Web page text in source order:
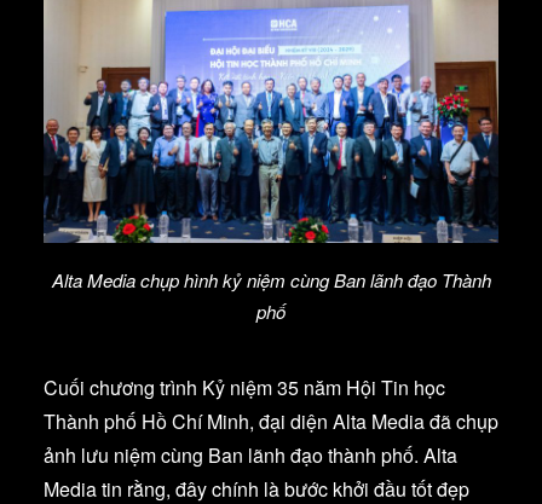
Alta Media chụp hình kỷ niệm cùng Ban lãnh đạo Thành
phố
Cuối chương trình Kỷ niệm 35 năm Hội Tin học
Thành phố Hồ Chí Minh, đại diện Alta Media đã chụp
ảnh lưu niệm cùng Ban lãnh đạo thành phố. Alta
Media tin rằng, đây chính là bước khởi đầu tốt đẹp